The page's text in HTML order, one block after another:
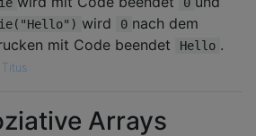
wird 0 nach dem
mit Code beendet
Hello .
Titus
Arrays